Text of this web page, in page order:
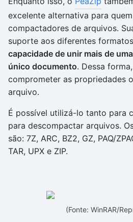
excelente alternativa para
compactadores de arquivos.
suporte aos diferentes
capacidade de unir mais de
único documento. Dessa
comprometer as propriedades
arquivo.
É possível utilizá-lo tanto para
para descompactar arquivos.
são: 7Z, ARC, BZ2, GZ, PAQ/
TAR, UPX e ZIP.
(Fonte: WinRAR/